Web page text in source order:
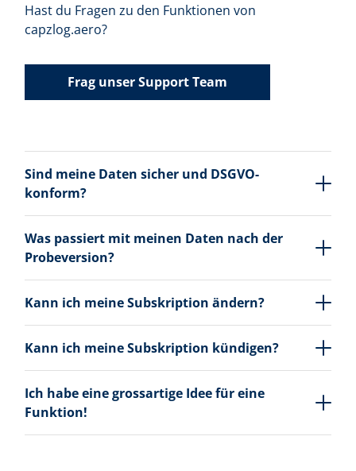
Hast du Fragen zu den Funktionen von
capzlog.aero?
Frag unser Support Team
Sind meine Daten sicher und DSGVO-
konform?
Was passiert mit meinen Daten nach der
Probeversion?
Kann ich meine Subskription ändern?
Kann ich meine Subskription kündigen?
Ich habe eine grossartige Idee für eine
Funktion!